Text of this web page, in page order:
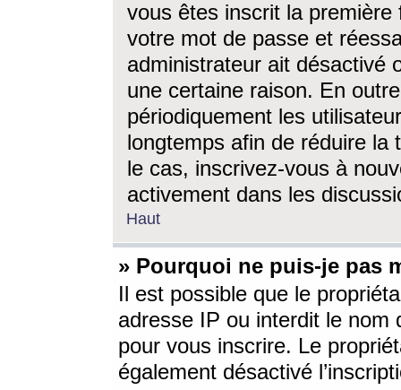
vous êtes inscrit la première
votre mot de passe et
administrateur ait désactivé
une certaine raison. En
périodiquement les
longtemps afin de réduire la
le cas, inscrivez-vous à
activement dans les
Haut
» Pourquoi ne puis-je pas
Il est possible que le
adresse IP ou interdit le nom
pour vous inscrire. Le
également désactivé